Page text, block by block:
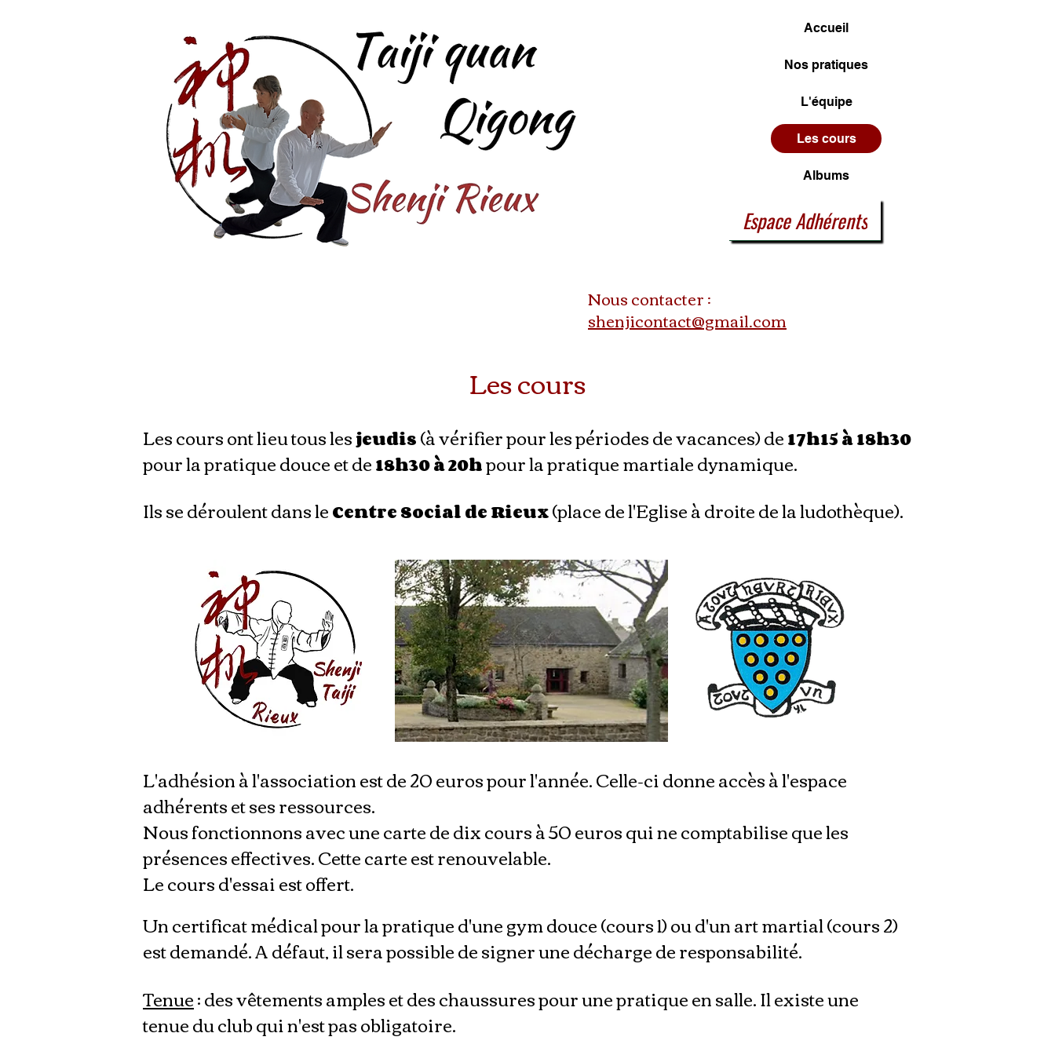
Accueil
Nos pratiques
L'équipe
Les cours
Albums
Espace Adhérents
Nous contacter :
shenjicontact@gmail.com
Les cours
Les cours ont lieu tous lesjeudis(à vérifier pour les périodes de vacances) de17h15 à 18h30
pour la pratique douce et de18h30 à 20hpour la pratique martiale dynamique.
Ils se déroulent dans leCentre Social de Rieux(place de l'Eglise à droite de la ludothèque).
L'adhésion à l'association est de 20 euros pour l'année. Celle-ci donne accès à l'espace
adhérents et ses ressources.
Nous fonctionnons avec une carte de dix cours à 50 euros qui ne comptabilise que les
présences effectives. Cette carte est renouvelable.
Le cours d'essai est offert.
Un certificat médical pour la pratique d'une gym douce (cours 1) ou d'un art martial (cours 2)
est demandé. A défaut, il sera possible de signer une décharge de responsabilité.
Tenue: des vêtements amples et des chaussures pour une pratique en salle. Il existe une
tenue du club qui n'est pas obligatoire.